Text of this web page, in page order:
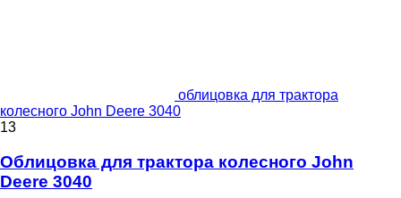
облицовка для трактора
колесного John Deere 3040
13
Облицовка для трактора колесного John
Deere 3040